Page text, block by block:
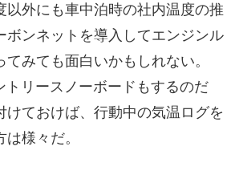
以外にも車中泊時の社内温度の推
ボンネットを導入してエンジンル
みても面白いかもしれない。
トリースノーボードもするのだ
けておけば、行動中の気温ログを
様々だ。